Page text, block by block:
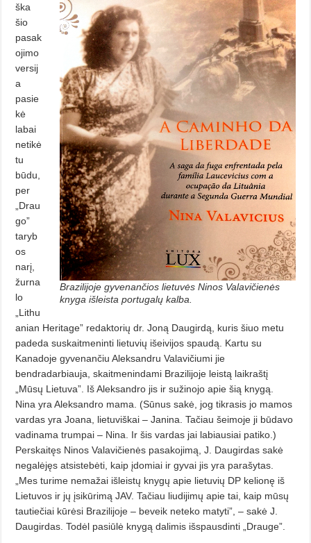
Brazilijoje gyvenančios lietuvės Ninos Valavičienės
knyga išleista portugalų kalba.
ška
šio
pasak
ojimo
versij
a
pasie
kė
labai
netikė
tu
būdu,
per
„Drau
go”
taryb
os
narį,
žurna
lo
„Lithu
anian Heritage” redaktorių dr. Joną Daugirdą, kuris šiuo metu
padeda suskaitmeninti lietuvių išeivijos spaudą. Kartu su
Kanadoje gyve­nančiu Aleksandru Valavičiumi jie
bendradarbiau­ja, skaitmenindami Brazilijoje leistą laikraštį
„Mūsų Lietuva”. Iš Aleksandro jis ir sužinojo apie šią knygą.
Nina yra Aleksandro mama. (Sūnus sakė, jog tikrasis jo mamos
vardas yra Joana, lietuviškai – Janina. Tačiau šeimoje ji būdavo
vadinama trumpai – Nina. Ir šis vardas jai labiau­siai patiko.)
Perskaitęs Ninos Valavičienės pasakojimą, J. Daugirdas sakė
negalėjęs atsistebėti, kaip įdomiai ir gyvai jis yra parašytas.
„Mes turime nema­žai išleistų knygų apie lietuvių DP kelionę iš
Lietuvos ir jų įsikūrimą JAV. Tačiau liudijimų apie tai, kaip mū­sų
tautiečiai kūrėsi Brazilijoje – beveik neteko matyti”, – sakė J.
Daugir­das. Todėl pasiūlė knygą dalimis išspausdinti „Drauge”.